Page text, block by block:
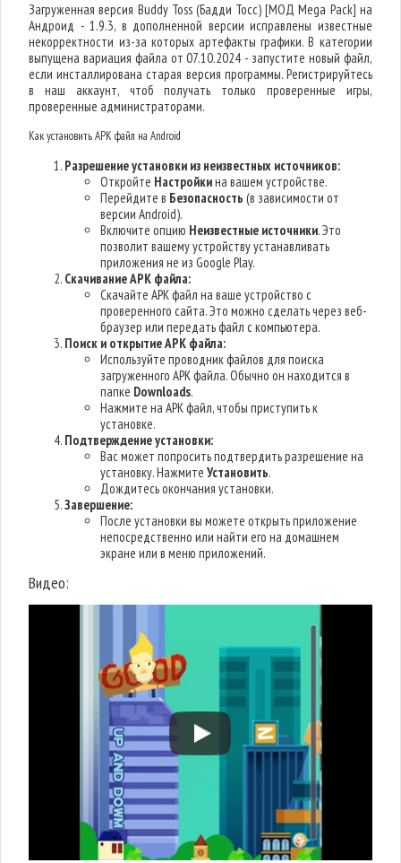
Загруженная версия Buddy Toss (Бадди Тосс) [МОД Mega Pack] на
Андроид - 1.9.3, в дополненной версии исправлены известные
некорректности из-за которых артефакты графики. В категории
выпущена вариация файла от 07.10.2024 - запустите новый файл,
если инсталлирована старая версия программы. Регистрируйтесь
в наш аккаунт, чтоб получать только проверенные игры,
проверенные администраторами.
Как установить APK файл на Android
Разрешение установки из неизвестных источников:
Откройте Настройкина вашем устройстве.
Перейдите в Безопасность (в зависимости от
версии Android).
Включите опцию Неизвестные источники. Это
позволит вашему устройству устанавливать
приложения не из Google Play.
Скачивание APK файла:
Скачайте APK файл на ваше устройство с
проверенного сайта. Это можно сделать через веб-
браузер или передать файл с компьютера.
Поиск и открытие APK файла:
Используйте проводник файлов для поиска
загруженного APK файла. Обычно он находится в
папке Downloads.
Нажмите на APK файл, чтобы приступить к
установке.
Подтверждение установки:
Вас может попросить подтвердить разрешение на
установку. НажмитеУстановить.
Дождитесь окончания установки.
Завершение:
После установки вы можете открыть приложение
непосредственно или найти его на домашнем
экране или в меню приложений.
Видео: